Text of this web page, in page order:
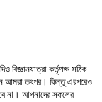
বিজ্ঞানযাত্রা কর্তৃপক্ষ সঠিক
আমরা তৎপর। কিন্তু এরপরেও
না। আপনাদের সকলের